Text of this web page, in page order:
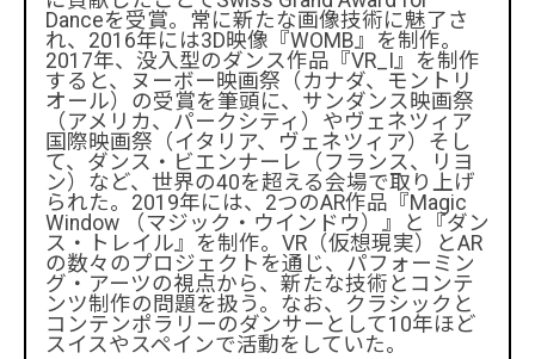
Danceを受賞。常に新たな画像技術に魅了さ
れ、2016年には3D映像『WOMB』を制作。
2017年、没入型のダンス作品『VR_I』を制作
すると、ヌーボー映画祭（カナダ、モントリ
オール）の受賞を筆頭に、サンダンス映画祭
（アメリカ、パークシティ）やヴェネツィア
国際映画祭（イタリア、ヴェネツィア）そし
て、ダンス・ビエンナーレ（フランス、リヨ
ン）など、世界の40を超える会場で取り上げ
られた。2019年には、2つのAR作品『Magic
Window （マジック・ウインドウ）』と『ダン
ス・トレイル』を制作。VR（仮想現実）とAR
の数々のプロジェクトを通じ、パフォーミン
グ・アーツの視点から、新たな技術とコンテ
ンツ制作の問題を扱う。なお、クラシックと
コンテンポラリーのダンサーとして10年ほど
スイスやスペインで活動をしていた。
ボティクス MEET コンテンポラリーアート&ダン
ス」
日本とヨーロッパを結んで、国際的なアーティス
トがオンライン上で競演
◆日本とヨーロッパをつなぎ、クリエイターやア
ントレプレナー（起業家）の事情を発信
◆モーション・キャプチャ（＊2）によりダンサー
の動きをアバター（＊3）に再現
◆テクノロジーの進化は生物を超えるか
◆コミュニケーションとアートの融合へ
◆日本とスイスを結んだ幻想的なパフォーマンス
がイベントのフィナーレを彩る
イベント詳細